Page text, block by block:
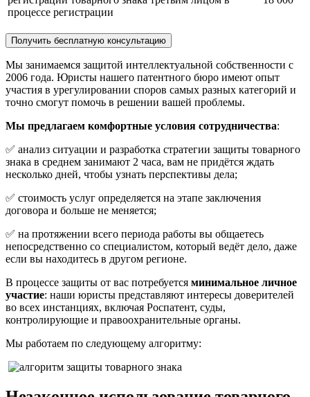
процессе регистрации
Получить бесплатную консультацию
Мы занимаемся защитой интеллектуальной собственности с
2006 года. Юристы нашего патентного бюро имеют опыт
участия в урегулировании споров самых разных категорий и
точно смогут помочь в решении вашей проблемы.
Мы предлагаем комфортные условия сотрудничества:
✅ анализ ситуации и разработка стратегии защиты товарного
знака в среднем занимают 2 часа, вам не придётся ждать
несколько дней, чтобы узнать перспективы дела;
✅ стоимость услуг определяется на этапе заключения
договора и больше не меняется;
✅ на протяжении всего периода работы вы общаетесь
непосредственно со специалистом, который ведёт дело, даже
если вы находитесь в другом регионе.
В процессе защиты от вас потребуется минимальное личное
участие: наши юристы представляют интересы доверителей
во всех инстанциях, включая Роспатент, суды,
контролирующие и правоохранительные органы.
Мы работаем по следующему алгоритму: